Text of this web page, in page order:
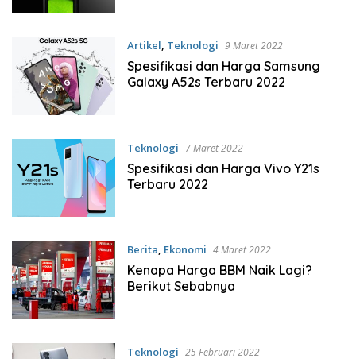
Artikel, Teknologi 9 Maret 2022
Spesifikasi dan Harga Samsung
Galaxy A52s Terbaru 2022
Teknologi 7 Maret 2022
Spesifikasi dan Harga Vivo Y21s
Terbaru 2022
Berita, Ekonomi 4 Maret 2022
Kenapa Harga BBM Naik Lagi?
Berikut Sebabnya
Teknologi 25 Februari 2022